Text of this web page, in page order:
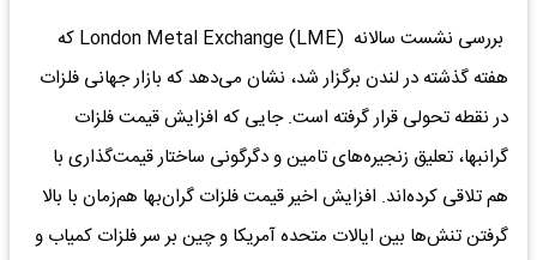
بررسی نشست سالانه London Metal Exchange (LME) که
هفته گذشته در لندن برگزار شد، نشان می‌دهد که بازار جهانی فلزات
در نقطه تحولی قرار گرفته است. جایی که افزایش قیمت‌ فلزات
گرانبها، تعلیق زنجیره‌های تامین و دگرگونی ساختار قیمت‌گذاری با
هم تلاقی کرده‌اند. افزایش اخیر قیمت فلزات گران‌بها هم‌زمان با بالا
گرفتن تنش‌ها بین ایالات متحده آمریکا و چین بر سر فلزات کمیاب و